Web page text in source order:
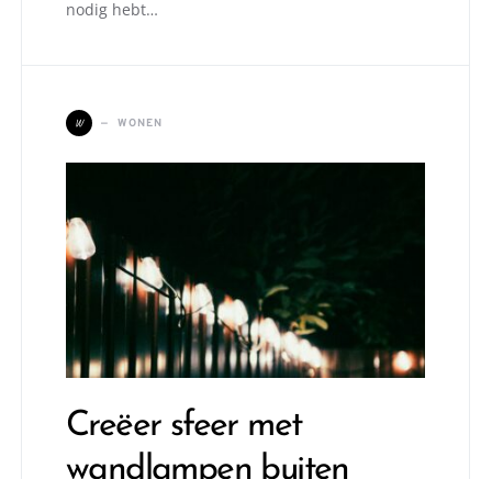
nodig hebt…
W WONEN
Creëer sfeer met
wandlampen buiten